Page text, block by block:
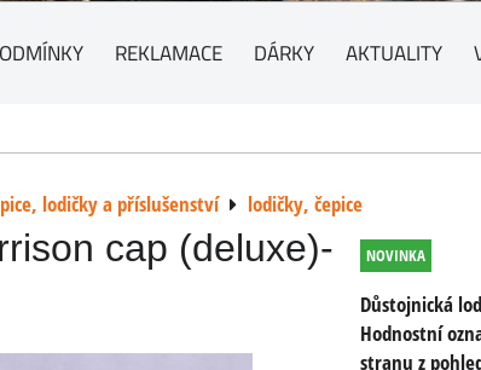
REKLAMACE DÁRKY AKTUALITY
lodičky a příslušenství lodičky, čepice
cap (deluxe)-
NOVINKA
Důstojnická
Hodnostní
stranu z